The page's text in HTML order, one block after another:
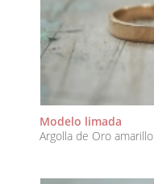
Modelo limada
Argolla de Oro amarillo